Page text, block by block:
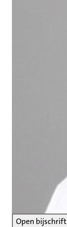
Open bijschrift